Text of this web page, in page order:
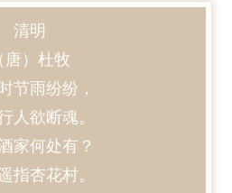
清明
唐）杜牧
节雨纷纷，
人欲断魂。
家何处有？
指杏花村。